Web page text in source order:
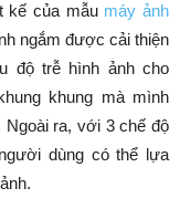
kế của mẫu máy ảnh
ngắm được cải thiện
độ trễ hình ảnh cho
khung mà mình
Ngoài ra, với 3 chế độ
dùng có thể lựa